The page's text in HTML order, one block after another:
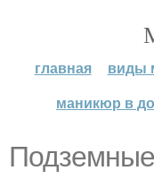
главная виды
маникюр в